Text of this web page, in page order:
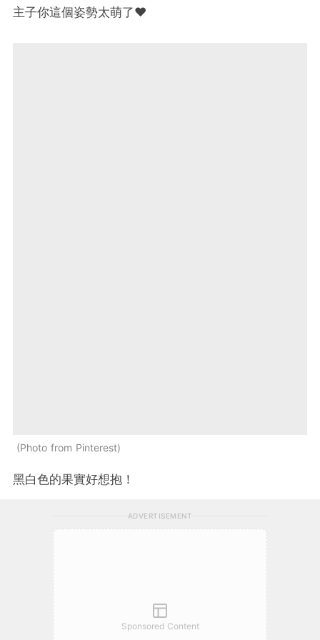
主子你這個姿勢太萌了❤
Photo from Pinterest
黑白色的果實好想抱！
ADVERTISEMENT
Sponsored Content